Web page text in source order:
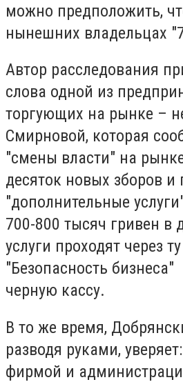
можно предположить,
нынешних владельцах
Автор расследования
слова одной из
торгующих на рынке –
Смирновой, которая
"смены власти" на
десяток новых зборов и
"дополнительные
700-800 тысяч гривен в
услуги проходят через
"Безопасность
черную кассу.
В то же время,
разводя руками,
фирмой и